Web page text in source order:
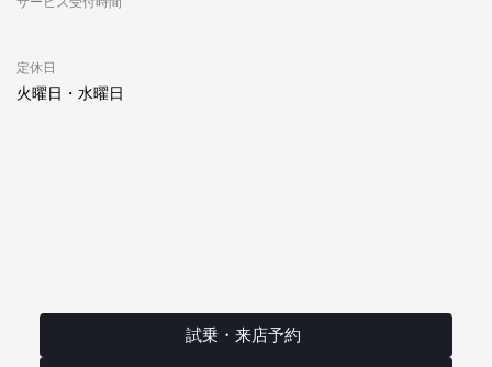
定休日
火曜日・水曜日
試乗・来店予約